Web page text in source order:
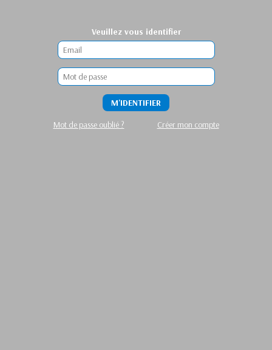
Veuillez vous identifier
M'IDENTIFIER
Mot de passe oublié ?
Créer mon compte